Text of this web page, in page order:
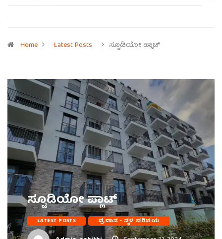
Home Latest Posts ಸ್ಟೂಡಿಯೋ ಪ್ಲಾಟ್
ಸ್ಟೂಡಿಯೋ ಪ್ಲಾಟ್
LATEST POSTS ಪ್ರವಾಸ - ಸ್ಥಳ ಪರಿಚಯ